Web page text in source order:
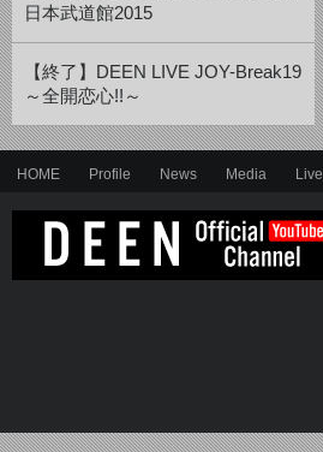
日本武道館2015
【終了】DEEN LIVE JOY-Break19
～全開恋心!!～
HOME Profile News Media Live